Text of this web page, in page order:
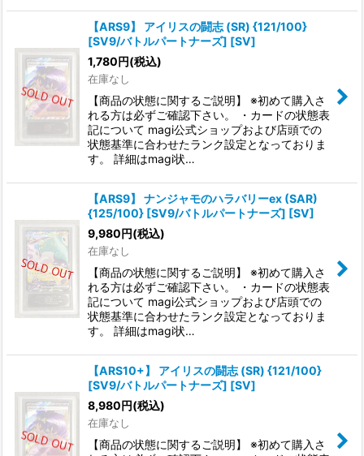
【ARS9】 アイリスの闘志 (SR) {121/100}
[SV9/バトルパートナーズ] [SV]
1,780円(税込)
在庫なし
【商品の状態に関するご説明】 ※初めて購入さ
れる方は必ずご確認下さい。 ・カードの状態表
記について magi公式ショップおよび店頭での
状態基準に合わせたランク設定となっておりま
す。 詳細はmagi状…
【ARS9】 ナンジャモのハラバリーex (SAR)
{125/100} [SV9/バトルパートナーズ] [SV]
9,980円(税込)
在庫なし
【商品の状態に関するご説明】 ※初めて購入さ
れる方は必ずご確認下さい。 ・カードの状態表
記について magi公式ショップおよび店頭での
状態基準に合わせたランク設定となっておりま
す。 詳細はmagi状…
【ARS10+】 アイリスの闘志 (SR) {121/100}
[SV9/バトルパートナーズ] [SV]
8,980円(税込)
在庫なし
【商品の状態に関するご説明】 ※初めて購入さ